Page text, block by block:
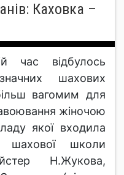
Каховка –
час відбулось
шахових
вагомим для
жіночою
якої входила
шахової школи
Н.Жукова,